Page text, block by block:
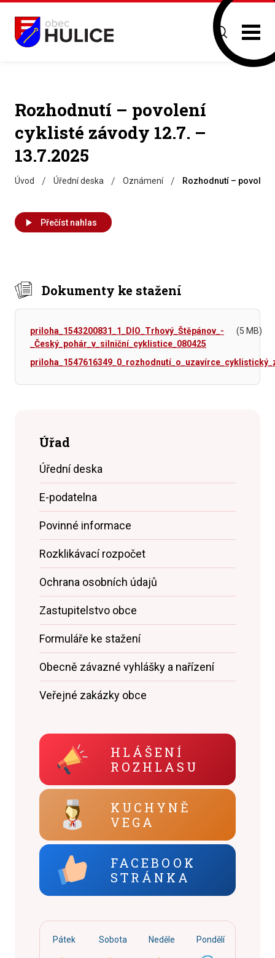
Rozhodnutí – povolení
cyklisté závody 12.7. –
13.7.2025
Úvod / Úřední deska / Oznámení / Rozhodnutí –
Přečíst nahlas
Dokumenty ke stažení
priloha_1543200831_1_DIO_Trhový_Štěpánov_-
_Český_pohár_v_silniční_cyklistice_080425
(5 MB)
Úřad
Úřední deska
E-podatelna
Povinné informace
Rozklikávací rozpočet
Ochrana osobních údajů
Zastupitelstvo obce
Formuláře ke stažení
Obecně závazné vyhlášky a nařízení
Veřejné zakázky obce
HLÁŠENÍ
ROZHLASU
KUCHYNĚ
VEGA
FACEBOOK
STRÁNKA
Pátek Sobota Neděle Pondělí